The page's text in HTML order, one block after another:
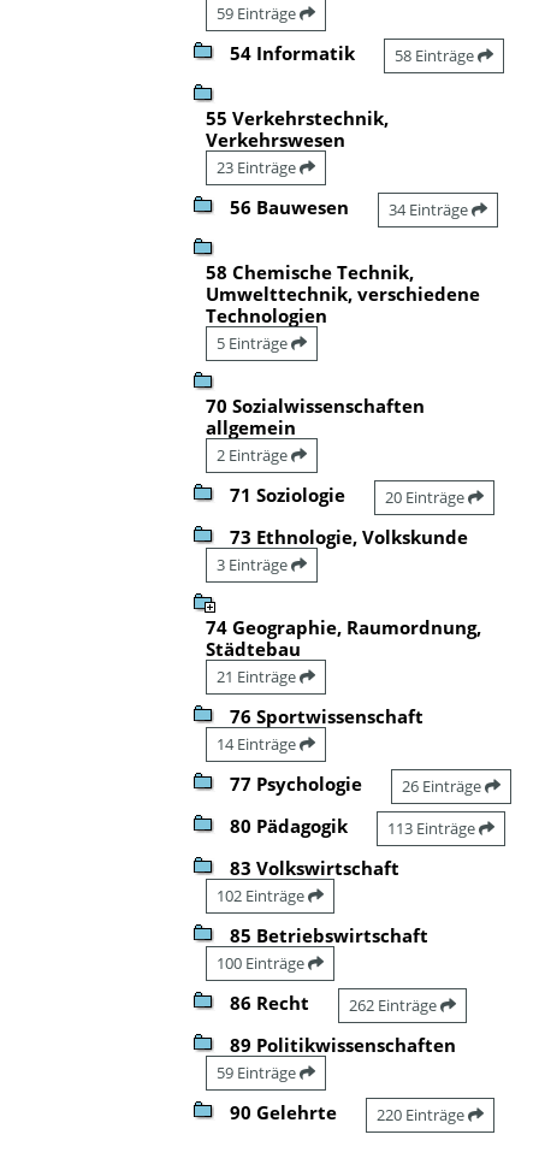
59 Einträge
54 Informatik 58 Einträge
55 Verkehrstechnik,
Verkehrswesen
23 Einträge
56 Bauwesen 34 Einträge
58 Chemische Technik,
Umwelttechnik, verschiedene
Technologien
5 Einträge
70 Sozialwissenschaften
allgemein
2 Einträge
71 Soziologie 20 Einträge
73 Ethnologie, Volkskunde
3 Einträge
74 Geographie, Raumordnung,
Städtebau
21 Einträge
76 Sportwissenschaft
14 Einträge
77 Psychologie 26 Einträge
80 Pädagogik 113 Einträge
83 Volkswirtschaft
102 Einträge
85 Betriebswirtschaft
100 Einträge
86 Recht 262 Einträge
89 Politikwissenschaften
59 Einträge
90 Gelehrte 220 Einträge